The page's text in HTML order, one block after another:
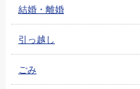
結婚・離婚
引っ越し
ごみ